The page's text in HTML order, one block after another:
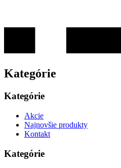
Kategórie
Kategórie
Akcie
Najnovšie produkty
Kontakt
Kategórie